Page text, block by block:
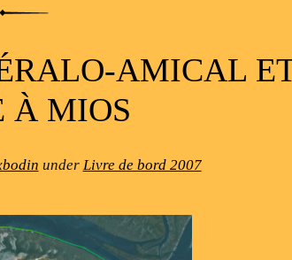
AMICAL
À MIOS
under Livre de bord 2007